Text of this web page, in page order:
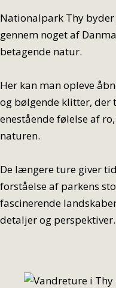
Nationalpark Thy
gennem noget af
betagende natur.
Her kan man opleve
og bølgende klitter, der
enestående følelse af
naturen.
De længere ture giver
forståelse af parkens
fascinerende
detaljer og perspektiver.